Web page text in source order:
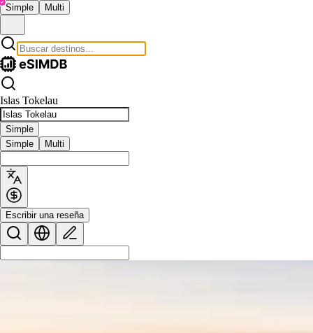
Simple Multi
Islas Tokelau
Simple
Simple
Multi
Escribir una reseña